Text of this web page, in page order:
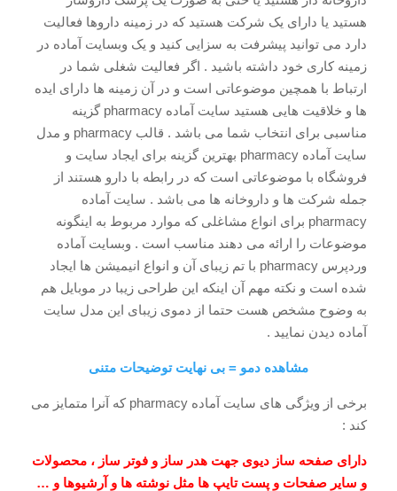
هستید یا دارای یک شرکت هستید که در زمینه داروها فعالیت
دارد می توانید پیشرفت به سزایی کنید و یک وبسایت آماده در
زمینه کاری خود داشته باشید . اگر فعالیت شغلی شما در
ارتباط با همچین موضوعاتی است و در آن زمینه ها دارای ایده
ها و خلاقیت هایی هستید سایت آماده pharmacy گزینه
مناسبی برای انتخاب شما می باشد . قالب pharmacy و مدل
سایت آماده pharmacy بهترین گزینه برای ایجاد سایت و
فروشگاه با موضوعاتی است که در رابطه با دارو هستند از
جمله شرکت ها و داروخانه ها می باشد . سایت آماده
pharmacy برای انواع مشاغلی که موارد مربوط به اینگونه
موضوعات را ارائه می دهند مناسب است . وبسایت آماده
وردپرس pharmacy با تم زیبای آن و انواع انیمیشن ها ایجاد
شده است و نکته مهم آن اینکه این طراحی زیبا در موبایل هم
به وضوح مشخص هست حتما از دموی زیبای این مدل سایت
آماده دیدن نمایید .
مشاهده دمو = بی نهایت توضیحات متنی
برخی از ویژگی های سایت آماده pharmacy که آنرا متمایز می
کند :
دارای صفحه ساز دیوی جهت هدر ساز و فوتر ساز ، محصولات
و سایر صفحات و پست تایپ ها مثل نوشته ها و آرشیوها و …